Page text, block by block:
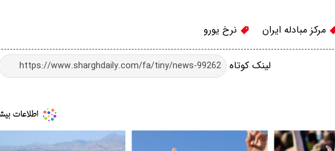
مرکز مبادله ایران نرخ یورو
لینک کوتاه